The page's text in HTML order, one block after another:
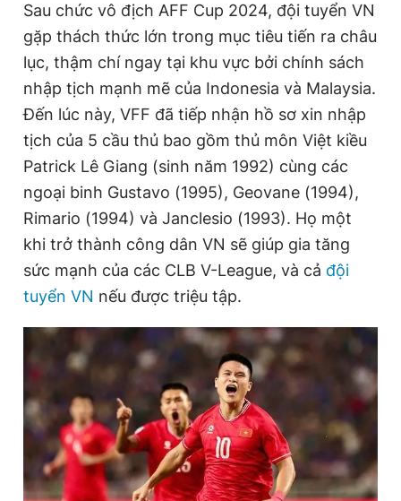
Thông tin tòa soạn Liên hệ quảng cáo
Đọc Thanh Niên trên điện thoại
Theo dõi báo trên
Hotline Liên hệ quảng cáo
0908 780 404
Quảng cáo RSS Tòa soạn Chính sách bảo
Tổng biên tập: Nguyễn Ngọc Toàn
Phó tổng biên tập thường trực: Hải Thành
Phó tổng biên tập: Lâm Hiếu Dũng
Phó tổng biên tập: Trần Việt Hưng
Tổng thư ký tòa soạn: Đức Trung
Sau chức vô địch AFF Cup 2024, đội tuyển VN
gặp thách thức lớn trong mục tiêu tiến ra châu
lục, thậm chí ngay tại khu vực bởi chính sách
nhập tịch mạnh mẽ của Indonesia và Malaysia.
Đến lúc này, VFF đã tiếp nhận hồ sơ xin nhập
tịch của 5 cầu thủ bao gồm thủ môn Việt kiều
Patrick Lê Giang (sinh năm 1992) cùng các
ngoại binh Gustavo (1995), Geovane (1994),
Rimario (1994) và Janclesio (1993). Họ một
khi trở thành công dân VN sẽ giúp gia tăng
sức mạnh của các CLB V-League, và cả đội
tuyển VN nếu được triệu tập.